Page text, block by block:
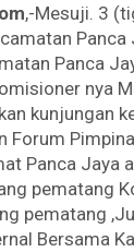
,-Mesuji. 3
Panca
Panca
nya
kunjungan
Forum
Panca Jaya
pematang
pematang
Bersama